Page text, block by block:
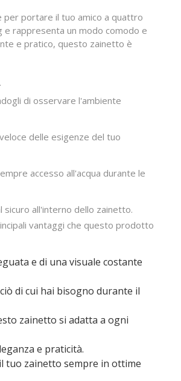
per portare il tuo amico a quattro
rappresenta un modo comodo e
e pratico, questo zainetto è
di osservare l'ambiente
delle esigenze del tuo
accesso all'acqua durante le
sicuro all'interno dello zainetto.
vantaggi che questo prodotto
e di una visuale costante
di cui hai bisogno durante il
zainetto si adatta a ogni
e praticità.
tuo zainetto sempre in ottime